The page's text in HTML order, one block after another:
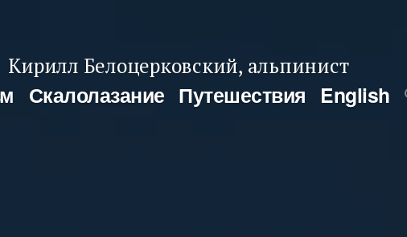
Кирилл Белоцерковский, альпинист
Скалолазание Путешествия English